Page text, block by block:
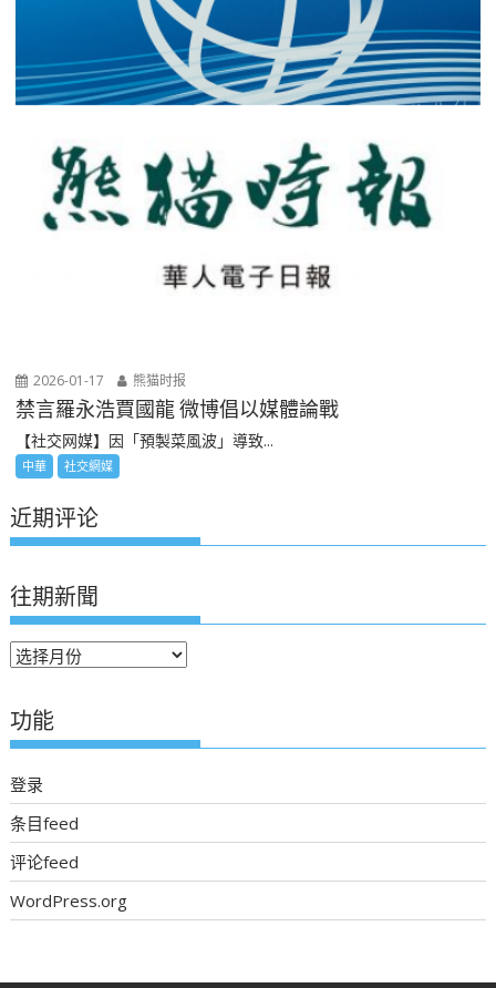
2026-01-17 熊猫时报
禁言羅永浩賈國龍 微博倡以媒體論戰
【社交网媒】因「預製菜風波」導致...
中華 社交網媒
近期评论
往期新聞
往
新
聞
功能
登录
条目feed
评论feed
WordPress.org